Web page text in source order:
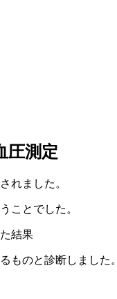
圧測定
れました。
ことでした。
結果
ものと診断しました。